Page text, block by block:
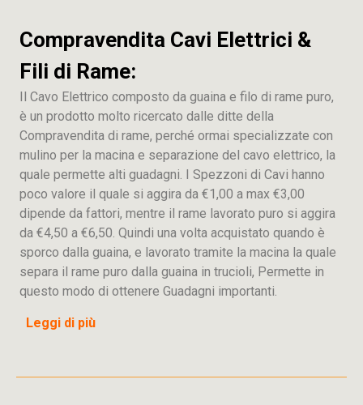
Compravendita Cavi Elettrici &
Fili di Rame:
Il Cavo Elettrico composto da guaina e filo di rame puro,
è un prodotto molto ricercato dalle ditte della
Compravendita di rame, perché ormai specializzate con
mulino per la macina e separazione del cavo elettrico, la
quale permette alti guadagni. I Spezzoni di Cavi hanno
poco valore il quale si aggira da €1,00 a max €3,00
dipende da fattori, mentre il rame lavorato puro si aggira
da €4,50 a €6,50. Quindi una volta acquistato quando è
sporco dalla guaina, e lavorato tramite la macina la quale
separa il rame puro dalla guaina in trucioli, Permette in
questo modo di ottenere Guadagni importanti.
Leggi di più